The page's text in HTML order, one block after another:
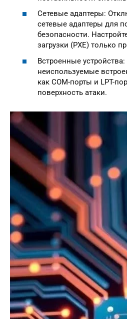
Сетевые адаптеры:
сетевые адаптеры для
безопасности.
загрузки (PXE) только
Встроенные
неиспользуемые
как COM-порты и LPT-
поверхность атаки.